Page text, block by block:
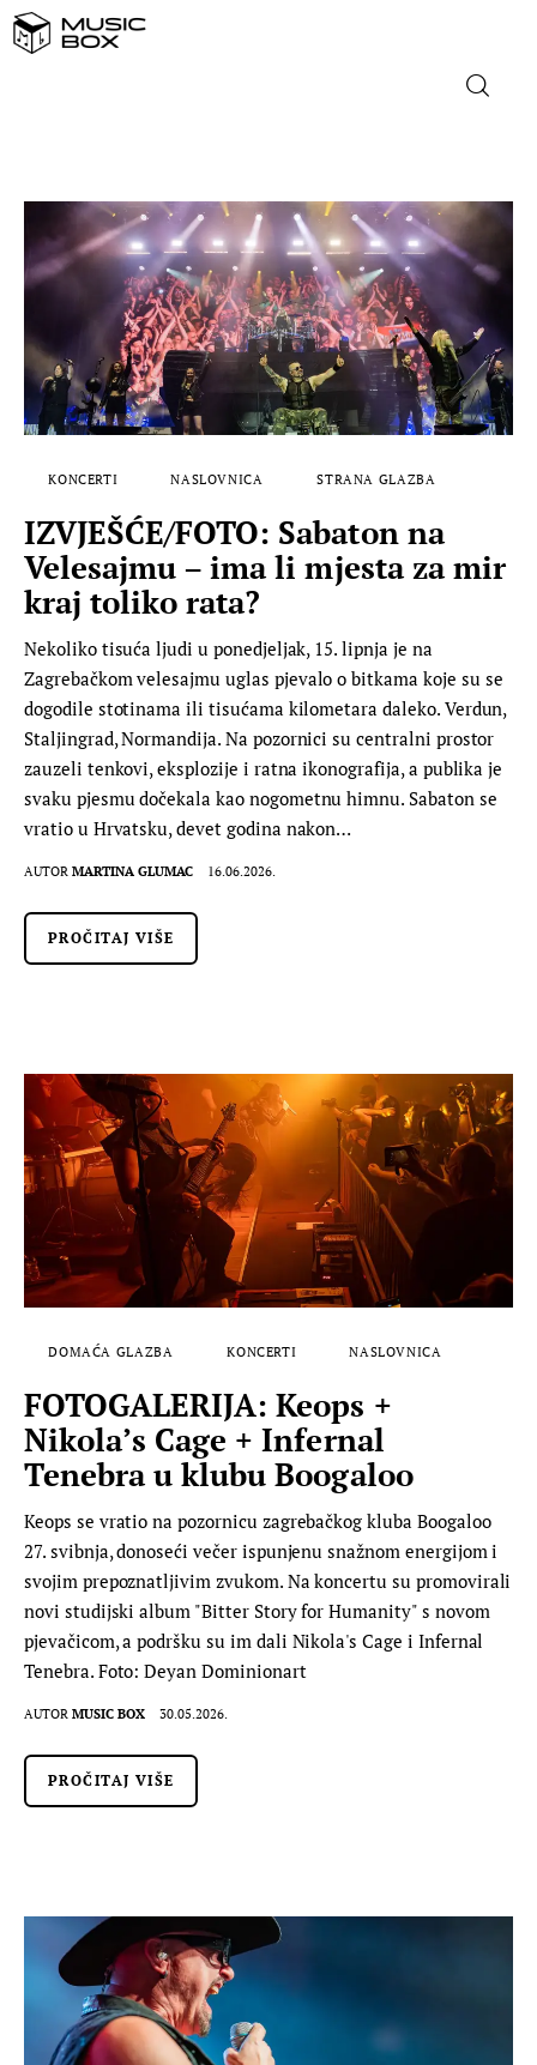
DOMAĆA GLAZBA
STRANA GLAZBA
FILM
MUSIC BOX
KONCERTI NASLOVNICA STRANA GLAZBA
IZVJEŠĆE/FOTO: Sabaton na
Velesajmu – ima li mjesta za mir
kraj toliko rata?
Nekoliko tisuća ljudi u ponedjeljak, 15. lipnja je na
Zagrebačkom velesajmu uglas pjevalo o bitkama koje su se
dogodile stotinama ili tisućama kilometara daleko. Verdun,
Staljingrad, Normandija. Na pozornici su centralni prostor
zauzeli tenkovi, eksplozije i ratna ikonografija, a publika je
svaku pjesmu dočekala kao nogometnu himnu. Sabaton se
vratio u Hrvatsku, devet godina nakon…
AUTOR MARTINA GLUMAC 16.06.2026.
PROČITAJ VIŠE
DOMAĆA GLAZBA KONCERTI NASLOVNICA
FOTOGALERIJA: Keops +
Nikola’s Cage + Infernal
Tenebra u klubu Boogaloo
Keops se vratio na pozornicu zagrebačkog kluba Boogaloo
27. svibnja, donoseći večer ispunjenu snažnom energijom i
svojim prepoznatljivim zvukom. Na koncertu su promovirali
novi studijski album "Bitter Story for Humanity" s novom
pjevačicom, a podršku su im dali Nikola's Cage i Infernal
Tenebra. Foto: Deyan Dominionart
AUTOR MUSIC BOX 30.05.2026.
PROČITAJ VIŠE